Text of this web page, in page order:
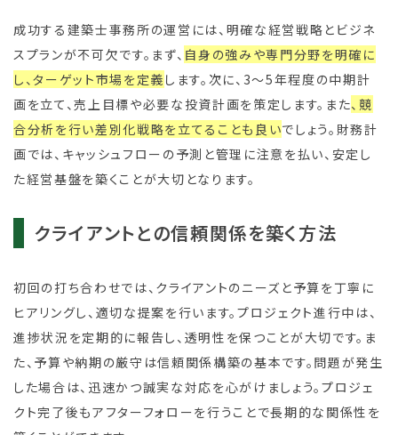
成功する建築士事務所の運営には、明確な経営戦略とビジネ
スプランが不可欠です。まず、 自身の強みや専門分野を明確に
し、ターゲット市場を定義 します。次に、3～5年程度の中期計
画を立て、売上目標や必要な投資計画を策定します。また、競
合分析を行い差別化戦略を立てることも良いでしょう。財務計
画では、キャッシュフローの予測と管理に注意を払い、安定し
た経営基盤を築くことが大切となります。
クライアントとの信頼関係を築く方法
初回の打ち合わせでは、クライアントのニーズと予算を丁寧に
ヒアリングし、適切な提案を行います。プロジェクト進行中は、
進捗状況を定期的に報告し、透明性を保つことが大切です。ま
た、予算や納期の厳守は信頼関係構築の基本です。問題が発生
した場合は、迅速かつ誠実な対応を心がけましょう。プロジェ
クト完了後もアフターフォローを行うことで長期的な関係性を